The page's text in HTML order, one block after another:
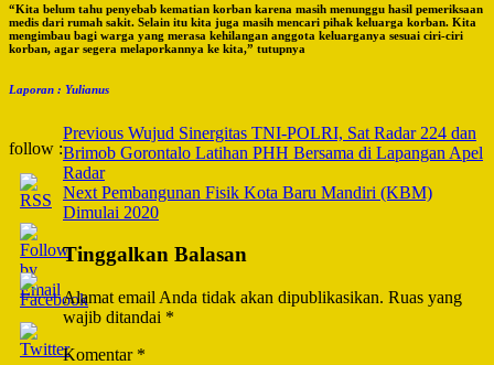
“Kita belum tahu penyebab kematian korban karena masih menunggu hasil pemeriksaan
medis dari rumah sakit. Selain itu kita juga masih mencari pihak keluarga korban. Kita
mengimbau bagi warga yang merasa kehilangan anggota keluarganya sesuai ciri-ciri
korban, agar segera melaporkannya ke kita,” tutupnya
Laporan : Yulianus
follow :
Post
Navigation
Previous Wujud Sinergitas TNI-POLRI, Sat Radar 224 dan
Brimob Gorontalo Latihan PHH Bersama di Lapangan Apel
Radar
Next Pembangunan Fisik Kota Baru Mandiri (KBM)
Dimulai 2020
Tinggalkan Balasan
Alamat email Anda tidak akan dipublikasikan. Ruas yang
wajib ditandai *
Komentar *